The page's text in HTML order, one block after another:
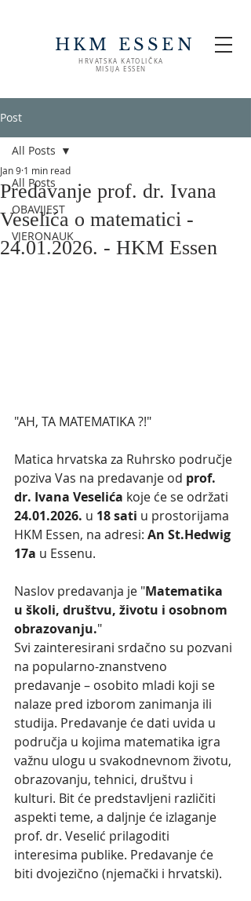
HKM ESSEN
HRVATSKA KATOLIČKA
MISIJA ESSEN
Post
All Posts
OBAVIJEST
VJERONAUK
All Posts
Predavanje prof. dr. Ivana
Veselića o matematici -
24.01.2026. - HKM Essen
Jan 9 1 min read
"AH, TA MATEMATIKA ?!"
Matica hrvatska za Ruhrsko područje
poziva Vas na predavanje od prof.
dr. Ivana Veselića koje će se održati
24.01.2026. u 18 sati u prostorijama
HKM Essen, na adresi: An St.Hedwig
17a u Essenu.
Naslov predavanja je "Matematika
u školi, društvu, životu i osobnom
obrazovanju."
Svi zainteresirani srdačno su pozvani
na popularno-znanstveno
predavanje – osobito mladi koji se
nalaze pred izborom zanimanja ili
studija. Predavanje će dati uvida u
područja u kojima matematika igra
važnu ulogu u svakodnevnom životu,
obrazovanju, tehnici, društvu i
kulturi. Bit će predstavljeni različiti
aspekti teme, a daljnje će izlaganje
prof. dr. Veselić prilagoditi
interesima publike. Predavanje će
biti dvojezično (njemački i hrvatski).